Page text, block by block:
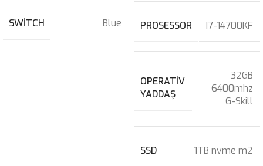
SWITCH Blue PROSESSOR I7-14700KF
OPERATIV
YADDAŞ
32GB
6400mhz
G-Skill
SSD 1TB nvme m2